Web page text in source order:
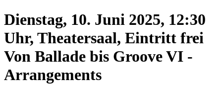
Dienstag, 10. Juni 2025, 12:30
Uhr, Theatersaal, Eintritt frei
Von Ballade bis Groove VI -
Arrangements